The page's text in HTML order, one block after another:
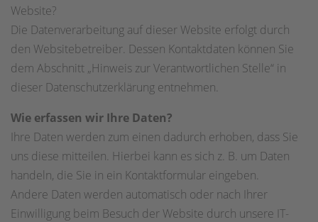
Website?
Die Datenverarbeitung auf dieser Website erfolgt durch
den Websitebetreiber. Dessen Kontaktdaten können Sie
dem Abschnitt „Hinweis zur Verantwortlichen Stelle“ in
dieser Datenschutzerklärung entnehmen.
Wie erfassen wir Ihre Daten?
Ihre Daten werden zum einen dadurch erhoben, dass Sie
uns diese mitteilen. Hierbei kann es sich z. B. um Daten
handeln, die Sie in ein Kontaktformular eingeben.
Andere Daten werden automatisch oder nach Ihrer
Einwilligung beim Besuch der Website durch unsere IT-